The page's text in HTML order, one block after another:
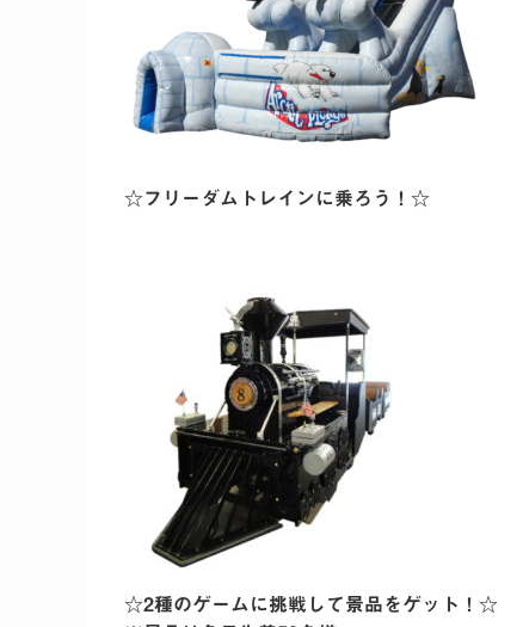
☆フリーダムトレインに乗ろう！☆
☆2種のゲームに挑戦して景品をゲット！☆